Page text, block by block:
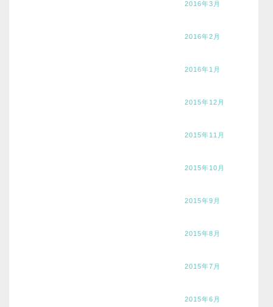
2016年3月
2016年2月
2016年1月
2015年12月
2015年11月
2015年10月
2015年9月
2015年8月
2015年7月
2015年6月